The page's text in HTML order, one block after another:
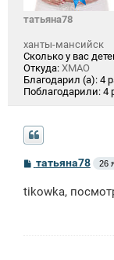
татьяна78
ханты-мансийск
Сколько у вас
Откуда: ХМАО
Благодарил (а): 4
Поблагодарили: 4
С
о
б
татьяна78 26
tikowka,